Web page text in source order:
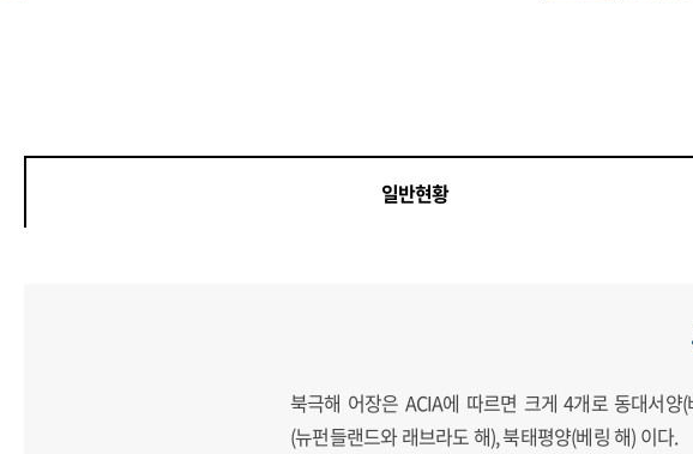
일반현황
북극해 어장은 ACIA에 따르면 크게 4개로 동대서
(뉴펀들랜드와 래브라도 해), 북태평양(베링 해) 이다.